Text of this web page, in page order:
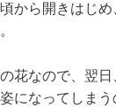
から開きはじ
花なので、翌
になってしまう